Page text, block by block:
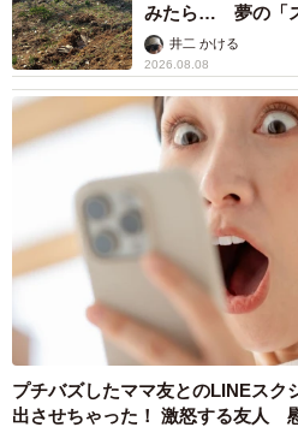
みたら… 夢の「
るか井二 かける
2026.08.08
プチバズしたママ友とのLINEス
出させちゃった！ 激怒する友人